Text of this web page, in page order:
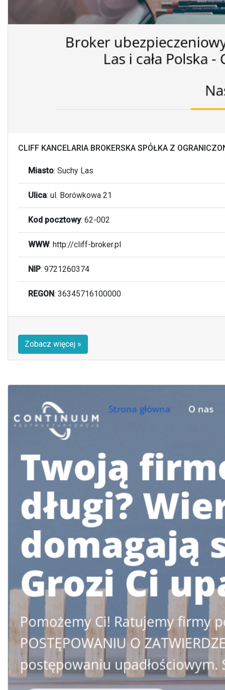
CLIFF KANCELARIA BROKERSKA SPÓŁKA Z
Miasto: Suchy Las
Ulica: ul. Borówkowa 21
Kod pocztowy: 62-002
WWW: http://cliff-broker.pl
NIP: 9721260374
REGON: 36345716100000
Zobacz więcej »